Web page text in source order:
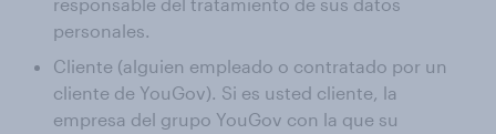
personales.
Cliente (alguien empleado o contratado por un
cliente de YouGov). Si es usted cliente, la
empresa del grupo YouGov con la que su